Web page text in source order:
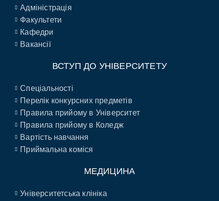
Адміністрація
Факультети
Кафедри
Вакансії
ВСТУП ДО УНІВЕРСИТЕТУ
Спеціальності
Перелік конкурсних предметів
Правила прийому в Університет
Правила прийому в Коледж
Вартість навчання
Приймальна коміся
МЕДИЦИНА
Університетська клініка